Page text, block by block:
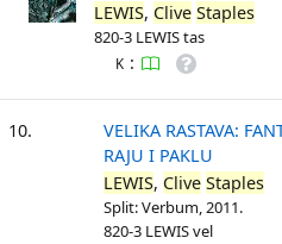
LEWIS, Clive Staples
820-3 LEWIS tas
K :
10.
VELIKA RASTAVA:
RAJU I PAKLU
LEWIS, Clive Staples
Split: Verbum, 2011.
820-3 LEWIS vel